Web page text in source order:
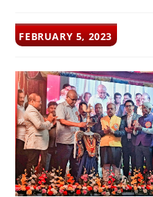
POST
PUBLISHED:
FEBRUARY 5, 2023